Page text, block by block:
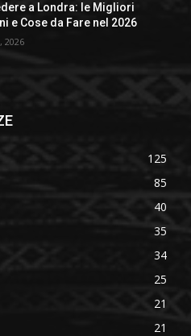
a Londra: le Migliori
e Cose da Fare nel 2026
2026
125
85
40
35
34
25
21
21